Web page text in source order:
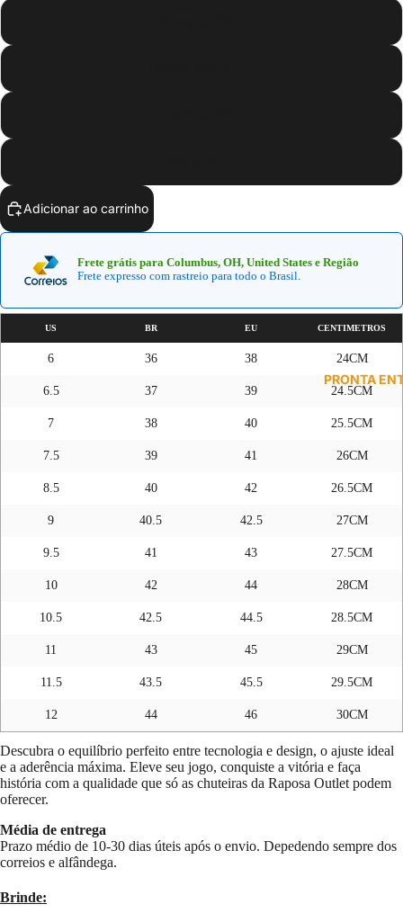
PRONTA
Adicionar ao carrinho
Frete grátis para Columbus, OH, United States e Região
Frete expresso com rastreio para todo o Brasil.
US BR EU CENTIMETROS
6 36 38 24CM
6.5 37 39 24.5CM
7 38 40 25.5CM
7.5 39 41 26CM
8.5 40 42 26.5CM
9 40.5 42.5 27CM
9.5 41 43 27.5CM
10 42 44 28CM
10.5 42.5 44.5 28.5CM
11 43 45 29CM
11.5 43.5 45.5 29.5CM
12 44 46 30CM
Descubra o equilíbrio perfeito entre tecnologia e design, o ajuste ideal
e a aderência máxima. Eleve seu jogo, conquiste a vitória e faça
história com a qualidade que só as chuteiras da Raposa Outlet podem
oferecer.
Média de entrega
Prazo médio de 10-30 dias úteis após o envio. Depedendo sempre dos
correios e alfândega.
Brinde: